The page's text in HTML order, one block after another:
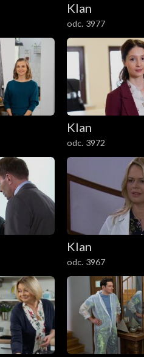
Klan
odc. 3977
Klan
odc. 3972
Klan
odc. 3967